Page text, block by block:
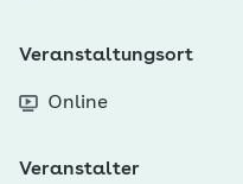
Veranstaltungsort
Online
Veranstalter